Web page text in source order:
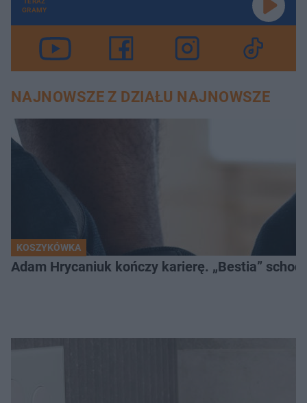
GRAMY
NAJNOWSZE Z DZIAŁU NAJNOWSZE
KOSZYKÓWKA
Adam Hrycaniuk kończy karierę. „Bestia”